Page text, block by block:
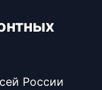
России